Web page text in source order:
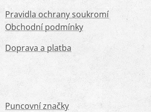
Pravidla ochrany soukromí
Obchodní podmínky
Doprava a platba
Puncovní značky